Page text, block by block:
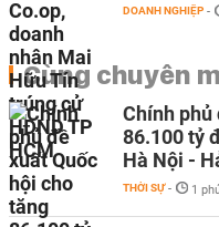
DOANH NGHIỆP -
Cùng chuyên
Chính phủ
86.100 tỷ
Hà Nội -
THỜI SỰ - 1